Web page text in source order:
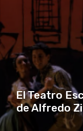
El Teatro
de Alfredo